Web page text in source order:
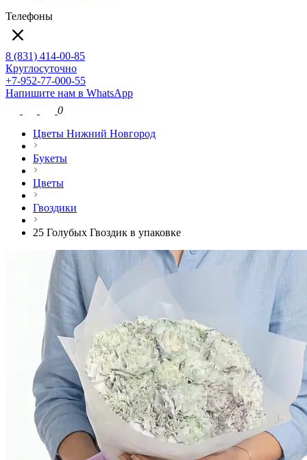
Телефоны
8 (831) 414-00-85
Круглосуточно
+7-952-77-000-55
Напишите нам в WhatsApp
0
Цветы Нижний Новгород
Букеты
Цветы
Гвоздики
25 Голубых Гвоздик в упаковке